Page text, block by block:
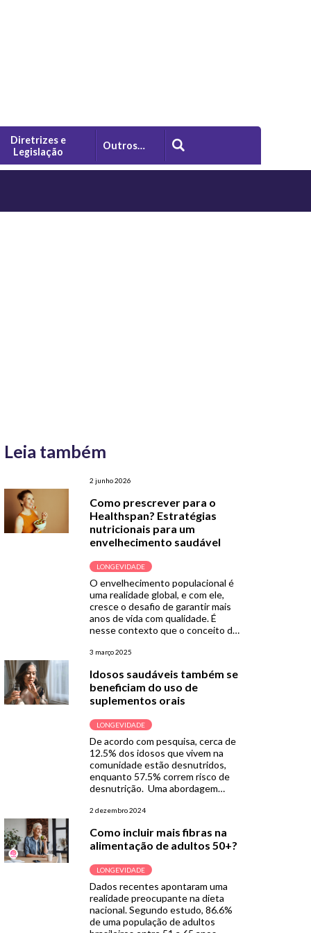
Diretrizes e
Legislação
Outros…
Leia também
2 junho 2026
Como prescrever para o
Healthspan? Estratégias
nutricionais para um
envelhecimento saudável
LONGEVIDADE
O envelhecimento populacional é
uma realidade global, e com ele,
cresce o desafio de garantir mais
anos de vida com qualidade. É
nesse contexto que o conceito de
vez mais espaço na prática clínica e
x Lifespan: qual é a diferença?
Basicamente, lifespan refere-se
simplesmente à duração […]
3 março 2025
Idosos saudáveis também se
beneficiam do uso de
suplementos orais
LONGEVIDADE
De acordo com pesquisa, cerca de
12.5% dos idosos que vivem na
comunidade estão desnutridos,
enquanto 57.5% correm risco de
desnutrição. Uma abordagem
o uso de suplementos nutricionais
acessível de aumentar a ingestão
calórica e proteica. Entretanto,
conhecimento sobre os […]
2 dezembro 2024
Como incluir mais fibras na
alimentação de adultos 50+?
LONGEVIDADE
Dados recentes apontaram uma
realidade preocupante na dieta
nacional. Segundo estudo, 86.6%
de uma população de adultos